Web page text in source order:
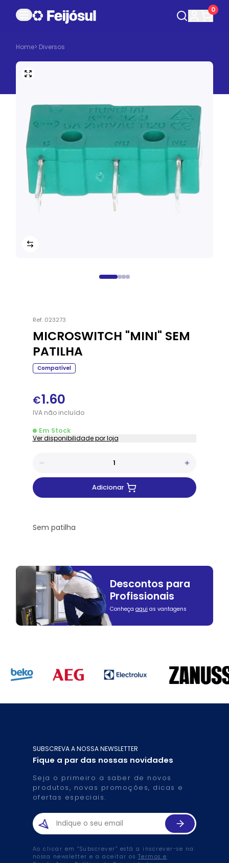
0
Home> Diversos
Ref. 023273
MICROSWITCH "MINI" SEM
PATILHA
Compatível
€1.60
IVAnãoincluído
Em Stock
Ver disponibilidade por loja
Adicionar
Sem patilha
Descontos para
Profissionais
Conheça aqui as vantagens
SUBSCREVA A NOSSA NEWSLETTER
Fique a par das nossas novidades
Seja o primeiro a saber de novos
produtos, novas promoções, dicas e
ofertas especiais.
Ao clicar em “Subscrever” está a inscrever-se na
nossa newsletter e a aceitar os Termos e